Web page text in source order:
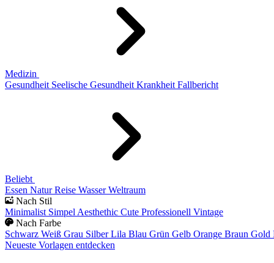
Medizin
Gesundheit Seelische Gesundheit Krankheit Fallbericht
Beliebt
Essen Natur Reise Wasser Weltraum
Nach Stil
Minimalist Simpel Aesthethic Cute Professionell Vintage
Nach Farbe
Schwarz Weiß Grau Silber Lila Blau Grün Gelb Orange Braun Gold
Neueste Vorlagen entdecken